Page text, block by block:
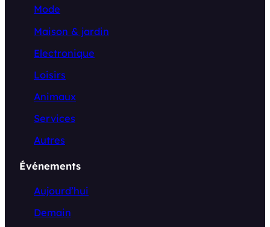
Mode
Maison & jardin
Electronique
Loisirs
Animaux
Services
Autres
Événements
Aujourd’hui
Demain